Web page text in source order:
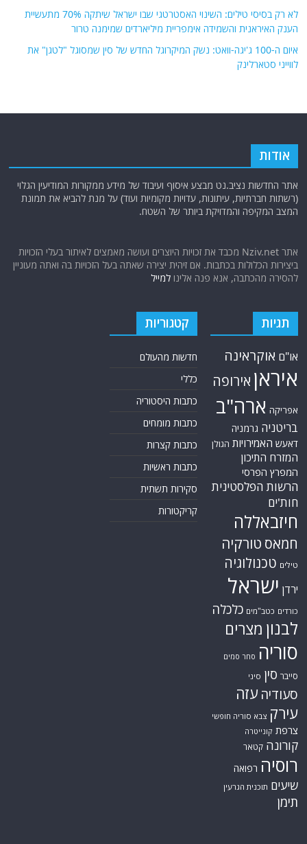
לא רק בסיסי טילים: השינוי האסטרטגי שבו ישראל שיתקה 70% מתעשיית
הענק האיראנית והשמידה אימפריית מיליארדים שמימנה טרור
איום ה-100 ג'יגה-וואט: נשק המיקרוגל החדש של סין שמסוגל "לטגן" את
לווייני סטארלינק
אודות
אתר החדשות נציב.נט מבצע איסוף ועיבוד של מידע ממקורות המודיעין הגלוי
(רשתות חברתיות, עיתונות, עדויות מקומיות ועוד) על מנת להביא את תמונת
המצב המקיפה והמדויקת ביותר של השטח.
אתר Nziv.net מכבד את זכויות היוצרים ועושה מאמצים לאיתור בעלי הזכויות
ביצירות הכלולות בכתבות. אם זיהית יצירה שאתה בעל הזכויות בה ואתה מעוניין
להסירה מהכתבה, אנא פנה אלינולמייל
תגיות
או"ם אוקראינה
איראן אירופה
אפריקה ארה"ב
בריטניה גרמניה
דאעש האמירויות הגולן
המזרח התיכון
המפרץ הפרסי
הרשות הפלסטינית
חות'ים
חיזבאללה
חמאס טורקיה
טילים טכנולוגיה
ירדן ישראל
כורדים כטב"מים כלכלה
לבנון מצרים
סוריה סחר סמים
סייבר סין סיני
סעודיה עזה
עירק צבא סוריה חופשי
צרפת קונייטרה
קורונה קטאר
רוסיה רפואה
שיעים תוכנית הגרעין
תימן
קטגוריות
חדשות מהעולם
כללי
כתבות היסטוריה
כתבות מומחים
כתבות קצרות
כתבות ראשיות
סקירות תשתית
קריקטורות